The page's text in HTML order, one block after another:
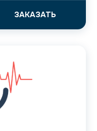
ЗАКАЗАТЬ